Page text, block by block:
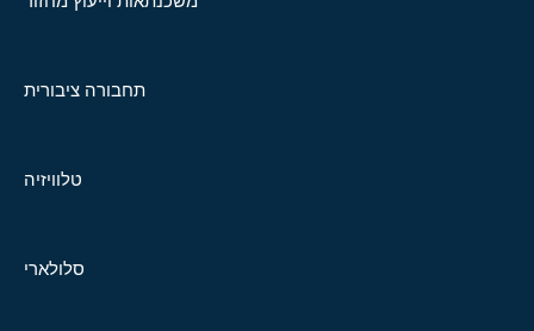
תחבורה ציבורית
טלוויזיה
סלולארי